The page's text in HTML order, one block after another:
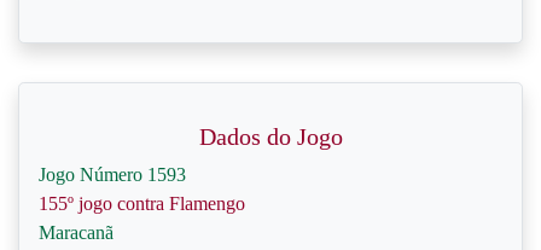
Dados do Jogo
Jogo Número 1593
155º jogo contra Flamengo
Maracanã